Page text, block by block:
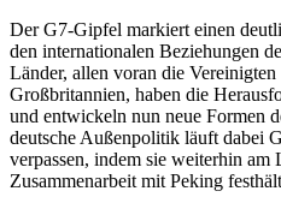
Der G7-Gipfel markiert einen
den internationalen Beziehungen
Länder, allen voran die Vereinigten
Großbritannien, haben die
und entwickeln nun neue Formen
deutsche Außen­politik läuft dabei
verpassen, indem sie weiterhin
Zusammenarbeit mit Peking